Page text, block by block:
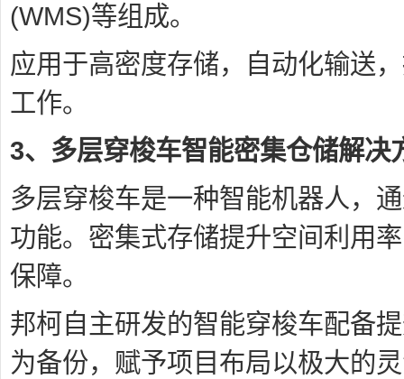
(WMS)等组成。
应用于高密度存储，自动化输送
工作。
3、多层穿梭车智能密集仓储解决
多层穿梭车是一种智能机器人，
功能。密集式存储提升空间利用
保障。
邦柯自主研发的智能穿梭车配备
为备份，赋予项目布局以极大的